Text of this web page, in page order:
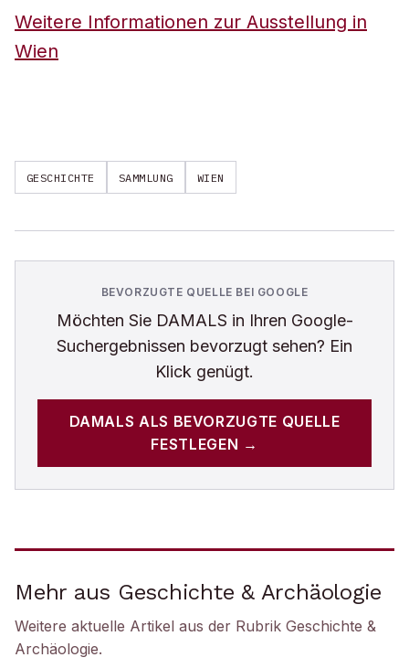
Weitere Informationen zur Ausstellung in
Wien
GESCHICHTE SAMMLUNG WIEN
BEVORZUGTE QUELLE BEI GOOGLE
Möchten Sie DAMALS in Ihren Google-
Suchergebnissen bevorzugt sehen? Ein
Klick genügt.
DAMALS ALS BEVORZUGTE QUELLE
FESTLEGEN →
Mehr aus Geschichte & Archäologie
Weitere aktuelle Artikel aus der Rubrik Geschichte &
Archäologie.